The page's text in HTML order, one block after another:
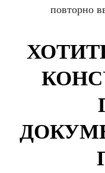
повторно